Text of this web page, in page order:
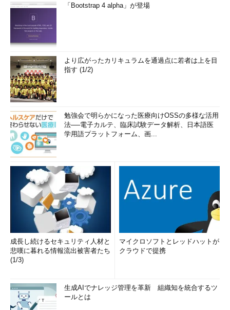
「Bootstrap 4 alpha」が登場
より広がったカリキュラムを通過点に若者は上を目
指す (1/2)
勉強会で明らかになった医療向けOSSの多様な活用
法──電子カルテ、臨床試験データ解析、日本語医
学用語プラットフォーム、画...
成長し続けるセキュリティ人材と
悲嘆に暮れる情報流出被害者たち
(1/3)
マイクロソフトとレッドハットが
クラウドで提携
生成AIでナレッジ管理を革新 組織知を統合するツ
ールとは